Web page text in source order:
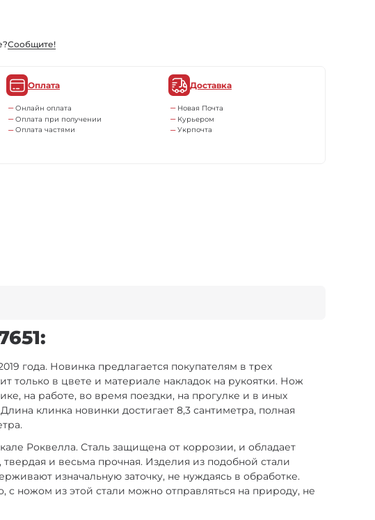
Сообщите!
Оплата
Онлайн оплата
Оплата при получении
Оплата частями
Доставка
Новая Почта
Курьером
Укрпочта
года. Новинка предлагается покупателям в трех
только в цвете и материале накладок на рукоятки. Нож
на работе, во время поездки, на прогулке и в иных
клинка новинки достигает 8,3 сантиметра, полная
Роквелла. Сталь защищена от коррозии, и обладает
и весьма прочная. Изделия из подобной стали
изначальную заточку, не нуждаясь в обработке.
с ножом из этой стали можно отправляться на природу, не